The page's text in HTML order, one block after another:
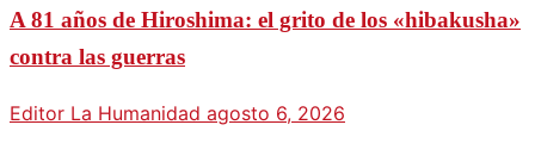
A 81 años de Hiroshima: el grito de los «hibakusha»
contra las guerras
Editor La Humanidad agosto 6, 2026